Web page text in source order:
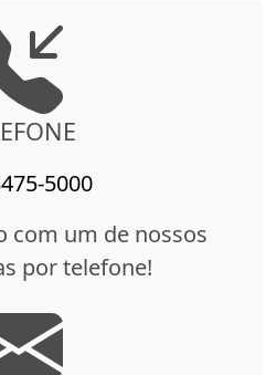
5000
com um de nossos
por telefone!